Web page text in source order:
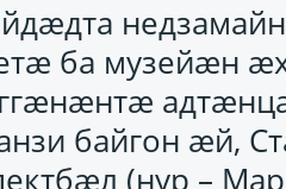
ба музейӕн
байгон ӕй,
(нур –